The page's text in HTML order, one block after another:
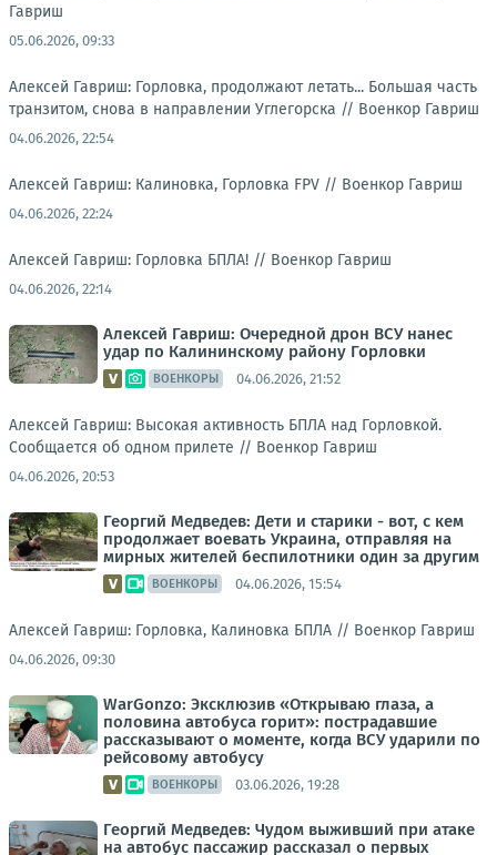
Гавриш
05.06.2026, 09:33
Алексей Гавриш: Горловка, продолжают летать... Большая часть
транзитом, снова в направлении Углегорска // Военкор Гавриш
04.06.2026, 22:54
Алексей Гавриш: Калиновка, Горловка FPV // Военкор Гавриш
04.06.2026, 22:24
Алексей Гавриш: Горловка БПЛА! // Военкор Гавриш
04.06.2026, 22:14
Алексей Гавриш: Очередной дрон ВСУ нанес
удар по Калининскому району Горловки
ВОЕНКОРЫ 04.06.2026, 21:52
Алексей Гавриш: Высокая активность БПЛА над Горловкой.
Сообщается об одном прилете // Военкор Гавриш
04.06.2026, 20:53
Георгий Медведев: Дети и старики - вот, с кем
продолжает воевать Украина, отправляя на
мирных жителей беспилотники один за другим
ВОЕНКОРЫ 04.06.2026, 15:54
Алексей Гавриш: Горловка, Калиновка БПЛА // Военкор Гавриш
04.06.2026, 09:30
WarGonzo: Эксклюзив «Открываю глаза, а
половина автобуса горит»: пострадавшие
рассказывают о моменте, когда ВСУ ударили по
рейсовому автобусу
ВОЕНКОРЫ 03.06.2026, 19:28
Георгий Медведев: Чудом выживший при атаке
на автобус пассажир рассказал о первых